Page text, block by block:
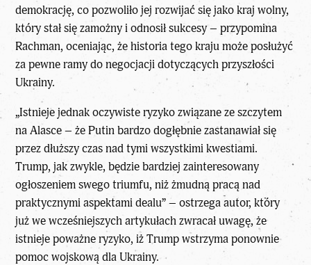
demokrację, co pozwoliło jej rozwijać się jako kraj wolny,
który stał się zamożny i odnosił sukcesy – przypomina
Rachman, oceniając, że historia tego kraju może posłużyć
za pewne ramy do negocjacji dotyczących przyszłości
Ukrainy.
„Istnieje jednak oczywiste ryzyko związane ze szczytem
na Alasce – że Putin bardzo dogłębnie zastanawiał się
przez dłuższy czas nad tymi wszystkimi kwestiami.
Trump, jak zwykle, będzie bardziej zainteresowany
ogłoszeniem swego triumfu, niż żmudną pracą nad
praktycznymi aspektami dealu” – ostrzega autor, który
już we wcześniejszych artykułach zwracał uwagę, że
istnieje poważne ryzyko, iż Trump wstrzyma ponownie
pomoc wojskową dla Ukrainy.